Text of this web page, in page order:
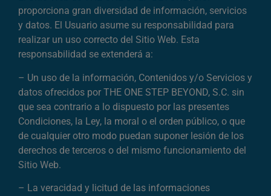
proporciona gran diversidad de información, servicios
y datos. El Usuario asume su responsabilidad para
realizar un uso correcto del Sitio Web. Esta
responsabilidad se extenderá a:
– Un uso de la información, Contenidos y/o Servicios y
datos ofrecidos por THE ONE STEP BEYOND, S.C. sin
que sea contrario a lo dispuesto por las presentes
Condiciones, la Ley, la moral o el orden público, o que
de cualquier otro modo puedan suponer lesión de los
derechos de terceros o del mismo funcionamiento del
Sitio Web.
– La veracidad y licitud de las informaciones